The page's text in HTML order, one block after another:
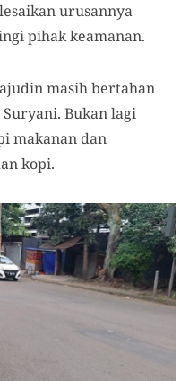
urusannya
pihak keamanan.
masih bertahan
Bukan lagi
makanan dan
kopi.